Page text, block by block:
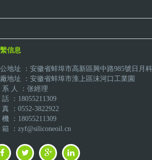
信息
地址 ：安徽省蚌埠市高新區興中路985號日月
地址 ：安徽省蚌埠市淮上區沫河口工業園
系 人 ：张經理
話 ：18055211309
真 ：0552-3822922
機 ：18055211309
箱 ：zyf@siliconeoil.cn